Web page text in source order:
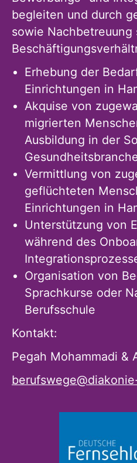
begleiten und durch
sowie Nachbetreuung
Erhebung der
Einrichtungen in
Akquise von
migrierten
Ausbildung in der
Vermittlung von
geflüchteten
Einrichtungen in
Unterstützung von
während des
Organisation von
Sprachkurse oder
Berufsschule
Kontakt:
Pegah Mohammadi &